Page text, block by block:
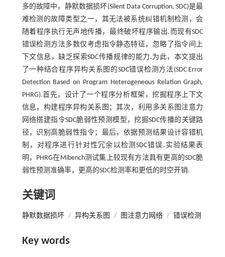
多的故障中，静默数据损坏(Silent Data Corruption, SDC)是最
难检测的故障类型之一，其无法被系统纠错机制检测，会
随着程序执行无声地传播，最终破坏程序输出.而现有SDC
错误检测方法多数仅考虑指令静态特征，忽略了指令间上
下文信息，缺乏探索SDC传播规律的能力.为此，本文提出
了一种结合程序异构关系图的SDC错误检测方法(SDC Error
Detection Based on Program Heterogeneous Relation Graph,
PHRG).首先，设计了一个程序分析框架，挖掘程序上下文
信息，构建程序异构关系图；其次，利用多关系图注意力
网络搭建指令SDC脆弱性预测模型，挖掘SDC传播的关键路
径，识别高脆弱性指令；最后，依据预测结果设计容错机
制，对程序进行针对性冗余以检测SDC错误.实验结果表
明，PHRG在Mibench测试集上较现有方法具有更高的SDC脆
弱性预测准确率，更高的SDC检测率和更低的时空开销.
关键词
静默数据损坏 / 异构关系图 / 图注意力网络 / 错误检测
Key words